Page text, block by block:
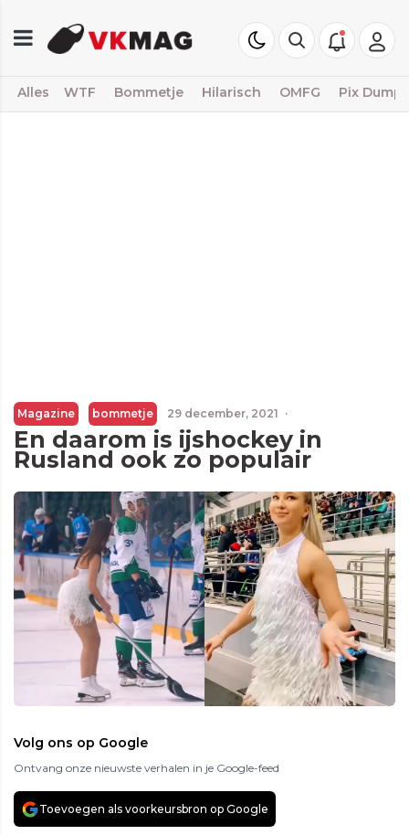
Alles WTF Bommetje Hilarisch OMFG Pix Dump
Magazine bommetje 29 december, 2021 ·
En daarom is ijshockey in
Rusland ook zo populair
Volg ons op Google
Ontvang onze nieuwste verhalen in je Google-feed
Toevoegen als voorkeursbron op Google